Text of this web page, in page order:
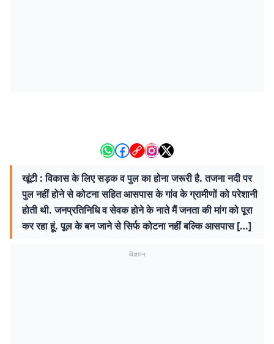
खूंटी : विकास के लिए सड़क व पुल का होना जरूरी है. तजना नदी पर
पुल नहीं होने से कोटना सहित आसपास के गांव के ग्रामीणों को परेशानी
होती थी. जनप्रतिनिधि व सेवक होने के नाते मैं जनता की मांग को पूरा
कर रहा हूं. पूल के बन जाने से सिर्फ कोटना नहीं बल्कि आसपास […]
विज्ञापन